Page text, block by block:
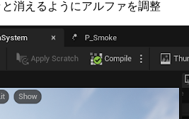
消えるようにアルファを調整